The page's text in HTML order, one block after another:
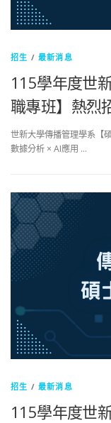
招生 /最新消息
115學年度世
職專班】熱烈
世新大學傳播管理學系【
數據分析 × AI應用 …
招生 /最新消息
115學年度世